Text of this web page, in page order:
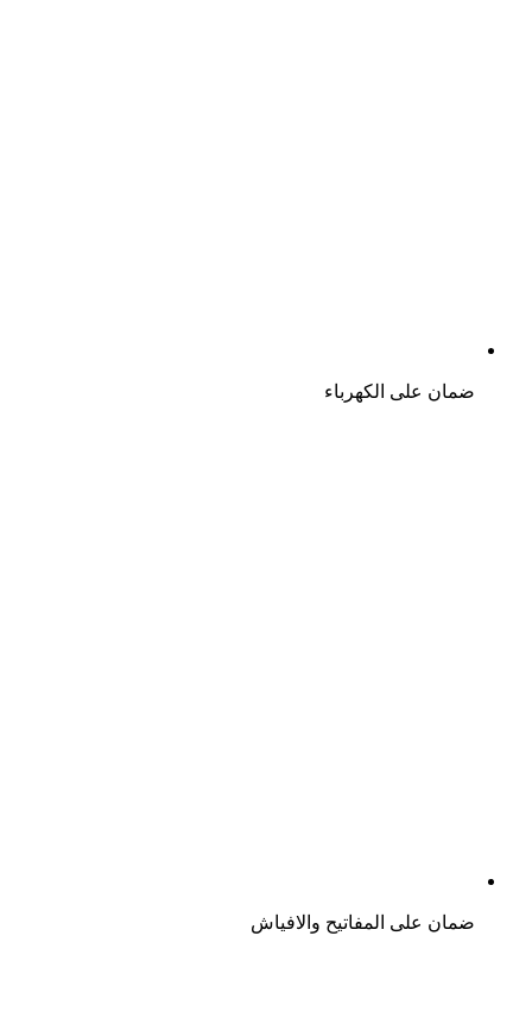
ضمان على الكهرباء
ضمان على المفاتيح والافياش